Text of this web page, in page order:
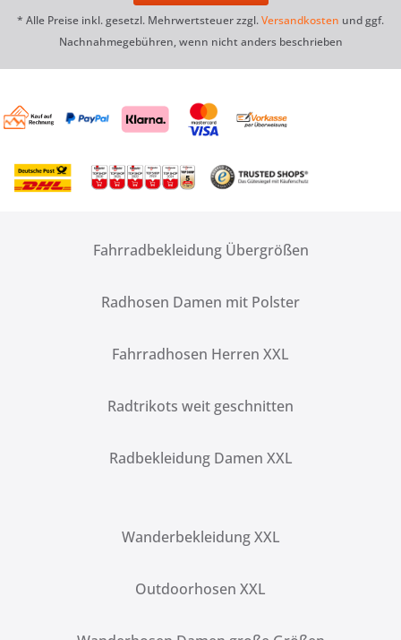
* Alle Preise inkl. gesetzl. Mehrwertsteuer zzgl.Versandkosten und ggf.
Nachnahmegebühren, wenn nicht anders beschrieben
Fahrradbekleidung Übergrößen
Radhosen Damen mit Polster
Fahrradhosen Herren XXL
Radtrikots weit geschnitten
Radbekleidung Damen XXL
Wanderbekleidung XXL
Outdoorhosen XXL